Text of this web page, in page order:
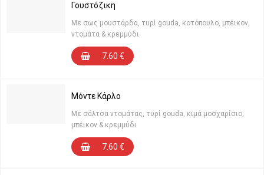
Γουστόζικη
Με σως μουστάρδα, τυρί gouda, κοτόπουλο, μπέικον,
ντομάτα & κρεμμύδι
7.60 €
Μόντε Κάρλο
Με σάλτσα ντομάτας, τυρί gouda, κιμά μοσχαρίσιο,
μπέικον & κρεμμύδι
7.60 €